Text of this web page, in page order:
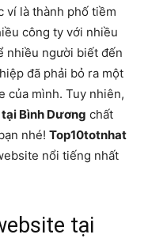
ví là thành phố tiềm
công ty với nhiều
nhiều người biết đến
đã phải bỏ ra một
của mình. Tuy nhiên,
Bình Dương chất
nhé! Top10totnhat
nổi tiếng nhất
tại